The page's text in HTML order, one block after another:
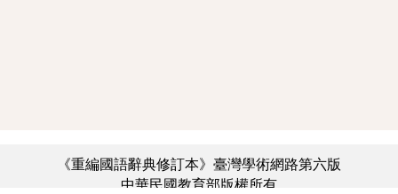
《重編國語辭典修訂本》臺灣學術網路第六版
中華民國教育部版權所有